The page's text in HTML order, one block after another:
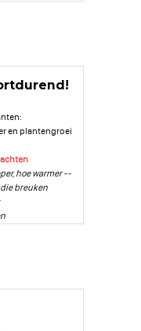
en plantengroei
hoe warmer --
breuken